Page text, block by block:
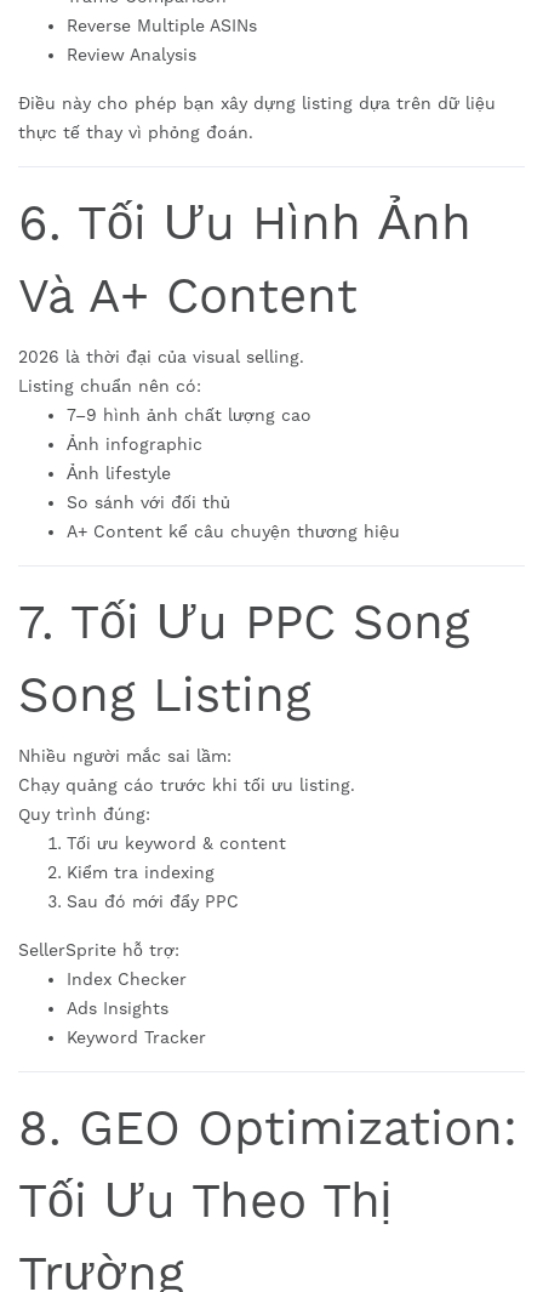
Reverse Multiple ASINs
Review Analysis
Điều này cho phép bạn xây dựng listing dựa trên dữ liệu
thực tế thay vì phỏng đoán.
6. Tối Ưu Hình Ảnh
Và A+ Content
2026 là thời đại của visual selling.
Listing chuẩn nên có:
7–9 hình ảnh chất lượng cao
Ảnh infographic
Ảnh lifestyle
So sánh với đối thủ
A+ Content kể câu chuyện thương hiệu
7. Tối Ưu PPC Song
Song Listing
Nhiều người mắc sai lầm:
Chạy quảng cáo trước khi tối ưu listing.
Quy trình đúng:
Tối ưu keyword & content
Kiểm tra indexing
Sau đó mới đẩy PPC
SellerSprite hỗ trợ:
Index Checker
Ads Insights
Keyword Tracker
8. GEO Optimization:
Tối Ưu Theo Thị
Trường